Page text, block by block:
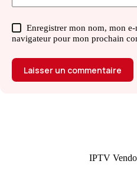
Enregistrer mon nom, mon
navigateur pour mon prochain
Laisser un commentaire
IPTV